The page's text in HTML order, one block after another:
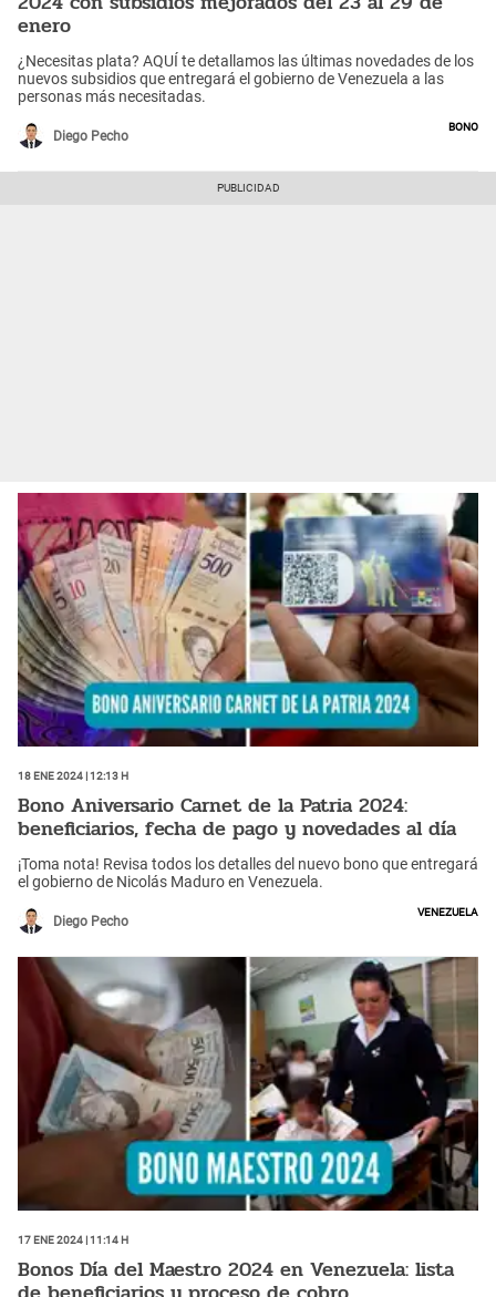
enero
¿Necesitas plata? AQUÍ te detallamos las últimas novedades de los
nuevos subsidios que entregará el gobierno de Venezuela a las
personas más necesitadas.
Diego Pecho
Bono
18 Ene 2024 | 12:13 h
Bono Aniversario Carnet de la Patria 2024:
beneficiarios, fecha de pago y novedades al día
¡Toma nota! Revisa todos los detalles del nuevo bono que entregará
el gobierno de Nicolás Maduro en Venezuela.
Diego Pecho
Venezuela
17 Ene 2024 | 11:14 h
Bonos Día del Maestro 2024 en Venezuela: lista